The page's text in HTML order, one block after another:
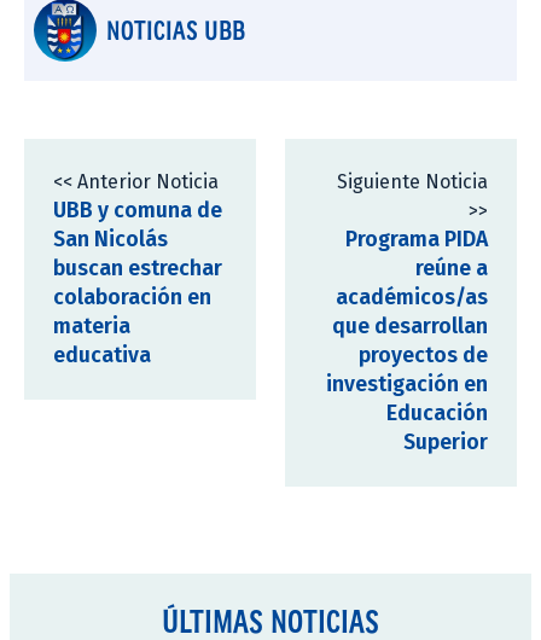
NOTICIAS UBB
<< Anterior Noticia
UBB y comuna de
San Nicolás
buscan estrechar
colaboración en
materia
educativa
Siguiente Noticia
>>
Programa PIDA
reúne a
académicos/as
que desarrollan
proyectos de
investigación en
Educación
Superior
ÚLTIMAS NOTICIAS